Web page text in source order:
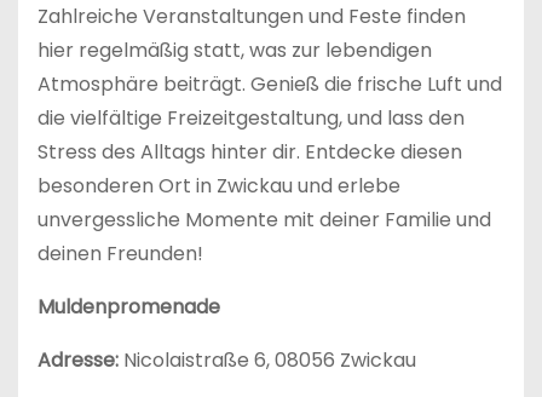
Zahlreiche Veranstaltungen und Feste finden
hier regelmäßig statt, was zur lebendigen
Atmosphäre beiträgt. Genieß die frische Luft und
die vielfältige Freizeitgestaltung, und lass den
Stress des Alltags hinter dir. Entdecke diesen
besonderen Ort in Zwickau und erlebe
unvergessliche Momente mit deiner Familie und
deinen Freunden!
Muldenpromenade
Adresse: Nicolaistraße 6, 08056 Zwickau